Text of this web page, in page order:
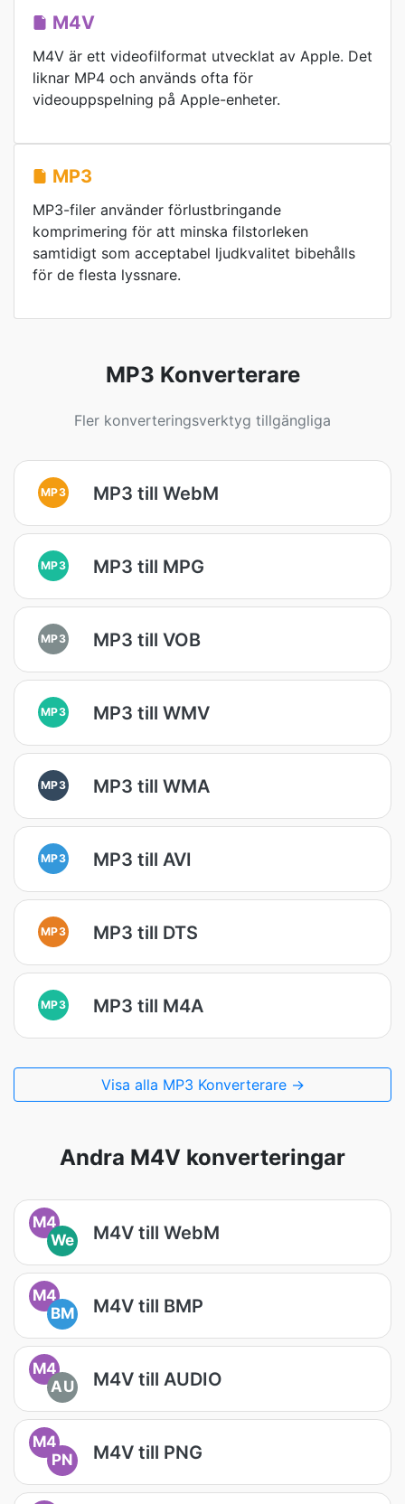
M4V
M4V är ett videofilformat utvecklat av Apple. Det
liknar MP4 och används ofta för
videouppspelning på Apple-enheter.
MP3
MP3-filer använder förlustbringande
komprimering för att minska filstorleken
samtidigt som acceptabel ljudkvalitet bibehålls
för de flesta lyssnare.
MP3 Konverterare
Fler konverteringsverktyg tillgängliga
MP3 MP3 till WebM
MP3 MP3 till MPG
MP3 MP3 till VOB
MP3 MP3 till WMV
MP3 MP3 till WMA
MP3 MP3 till AVI
MP3 MP3 till DTS
MP3 MP3 till M4A
Visa alla MP3 Konverterare →
Andra M4V konverteringar
M4
We
M4V till WebM
M4
BM
M4V till BMP
M4
AU
M4V till AUDIO
M4
PN
M4V till PNG